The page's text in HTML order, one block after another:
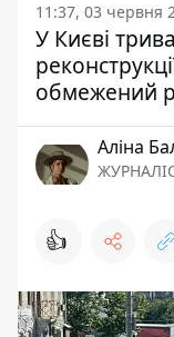
11:37, 03 червня
У Києві
обмежений
Аліна
👍